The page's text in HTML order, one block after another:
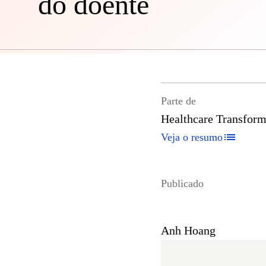
Parte de
Healthcare
Veja o resumo
Publicado
Anh Hoang